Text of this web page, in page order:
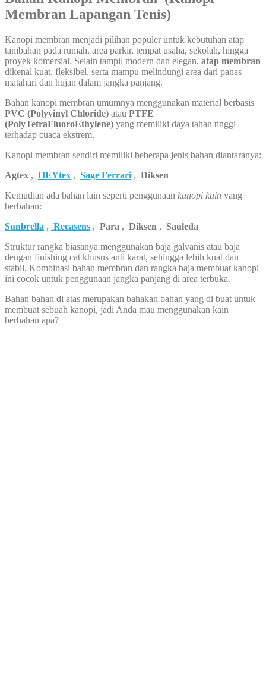
Membran Lapangan Tenis)
Kanopi membran menjadi pilihan populer untuk kebutuhan atap
tambahan pada rumah, area parkir, tempat usaha, sekolah, hingga
proyek komersial. Selain tampil modern dan elegan, atap membran
dikenal kuat, fleksibel, serta mampu melindungi area dari panas
matahari dan hujan dalam jangka panjang.
Bahan kanopi membran umumnya menggunakan material berbasis
PVC (Polyvinyl Chloride) atau PTFE
(PolyTetraFluoroEthylene) yang memiliki daya tahan tinggi
terhadap cuaca ekstrem.
Kanopi membran sendiri memiliki beberapa jenis bahan diantaranya:
Agtex , HEYtex , Sage Ferrari , Diksen
Kemudian ada bahan lain seperti penggunaan kanopi kain yang
berbahan:
Sunbrella , Recasens , Para , Diksen , Sauleda
Struktur rangka biasanya menggunakan baja galvanis atau baja
dengan finishing cat khusus anti karat, sehingga lebih kuat dan
stabil, Kombinasi bahan membran dan rangka baja membuat kanopi
ini cocok untuk penggunaan jangka panjang di area terbuka.
Bahan bahan di atas merupakan bahakan bahan yang di buat untuk
membuat sebuah kanopi, jadi Anda mau menggunakan kain
berbahan apa?